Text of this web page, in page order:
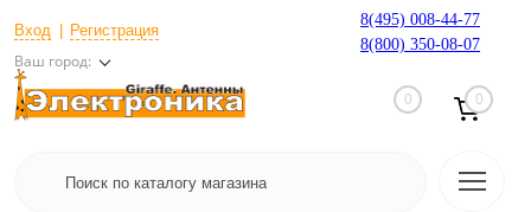
Вход Регистрация
Ваш город:
8(495) 008-44-77
8(800) 350-08-07
0 0